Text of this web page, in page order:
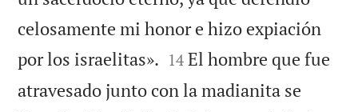
celosamente mi honor e hizo expiación
por los israelitas». 

14 El hombre que fue
atravesado junto con la madianita se